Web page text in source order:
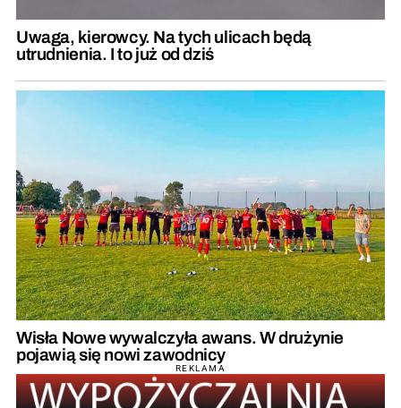
Uwaga, kierowcy. Na tych ulicach będą
utrudnienia. I to już od dziś
Wisła Nowe wywalczyła awans. W drużynie
pojawią się nowi zawodnicy
REKLAMA